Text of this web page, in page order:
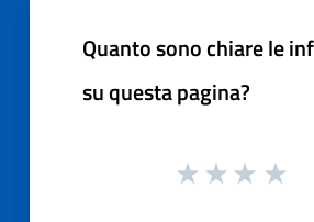
Quanto sono chiare le
su questa pagina?